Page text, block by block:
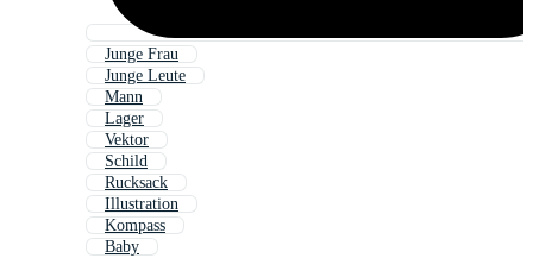
Junge Frau
Junge Leute
Mann
Lager
Vektor
Schild
Rucksack
Illustration
Kompass
Baby